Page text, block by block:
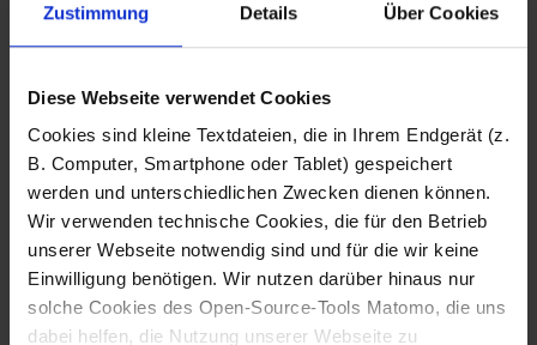
Zustimmung Details Über Cookies
Diese Webseite verwendet Cookies
Cookies sind kleine Textdateien, die in Ihrem Endgerät (z.
B. Computer, Smartphone oder Tablet) gespeichert
werden und unterschiedlichen Zwecken dienen können.
Wir verwenden technische Cookies, die für den Betrieb
unserer Webseite notwendig sind und für die wir keine
Einwilligung benötigen. Wir nutzen darüber hinaus nur
solche Cookies des Open-Source-Tools Matomo, die uns
dabei helfen, die Nutzung unserer Webseite zu
Fotografo: Lorenz
Sternbach
Download
Fotografo: Lorenz
Sternbach
Download